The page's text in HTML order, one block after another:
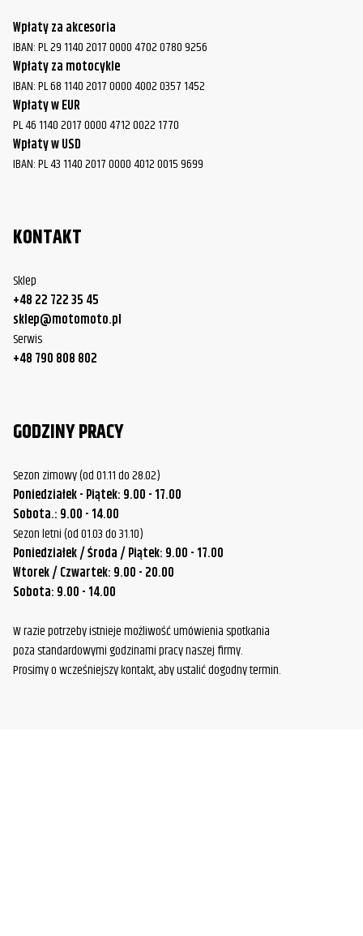
Wpłaty za akcesoria
IBAN: PL 29 1140 2017 0000 4702 0780 9256
Wpłaty za motocykle
IBAN: PL 68 1140 2017 0000 4002 0357 1452
Wpłaty w EUR
PL 46 1140 2017 0000 4712 0022 1770
Wpłaty w USD
IBAN: PL 43 1140 2017 0000 4012 0015 9699
KONTAKT
Sklep
+48 22 722 35 45
sklep@motomoto.pl
Serwis
+48 790 808 802
GODZINY PRACY
Sezon zimowy (od 01.11 do 28.02)
Poniedziałek - Piątek: 9.00 - 17.00
Sobota.: 9.00 - 14.00
Sezon letni (od 01.03 do 31.10)
Poniedziałek / Środa / Piątek: 9.00 - 17.00
Wtorek / Czwartek: 9.00 - 20.00
Sobota: 9.00 - 14.00
W razie potrzeby istnieje możliwość umówienia spotkania
poza standardowymi godzinami pracy naszej firmy.
Prosimy o wcześniejszy kontakt, aby ustalić dogodny termin.